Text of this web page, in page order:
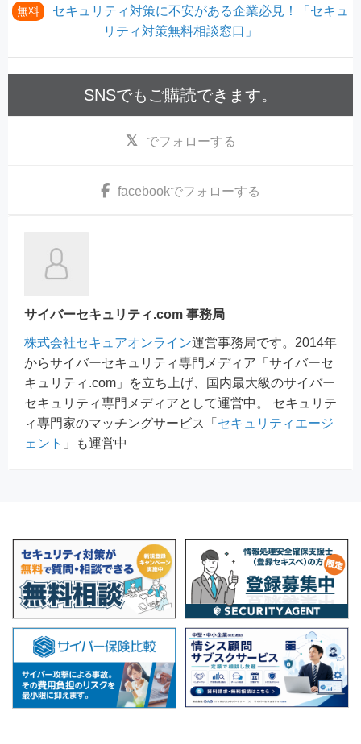
無料
セキュリティ対策に不安がある企業必見！「セキュ
リティ対策無料相談窓口」
SNSでもご購読できます。
でフォローする
facebookでフォローする
サイバーセキュリティ.com 事務局
株式会社セキュアオンライン運営事務局です。2014年
からサイバーセキュリティ専門メディア「サイバーセ
キュリティ.com」を立ち上げ、国内最大級のサイバー
セキュリティ専門メディアとして運営中。 セキュリテ
ィ専門家のマッチングサービス「 セキュリティエージ
ェント 」も運営中